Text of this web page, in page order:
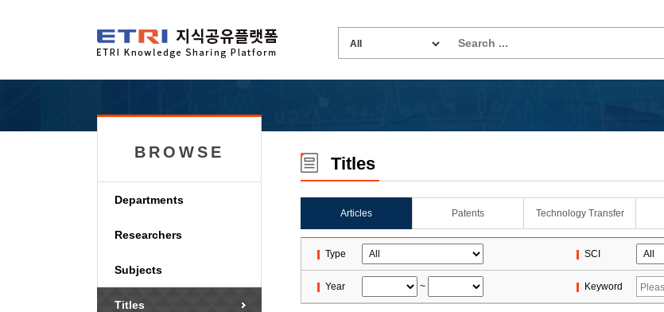
BROWSE
Departments
Researchers
Subjects
Titles
Titles
Articles Patents Technology Transfer
Type SCI
Year ~ Keyword